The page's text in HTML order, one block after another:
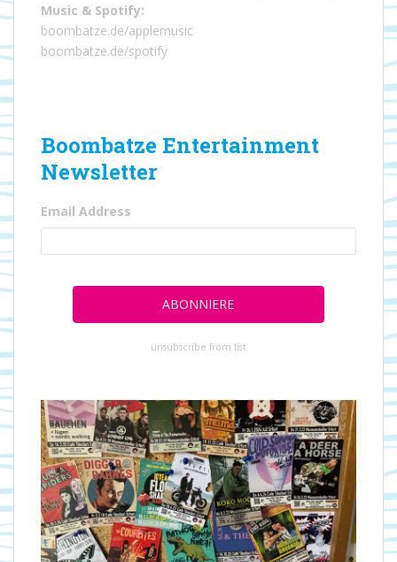
Music & Spotify:
boombatze.de/applemusic
boombatze.de/spotify
Boombatze Entertainment
Newsletter
Email Address
unsubscribe from list